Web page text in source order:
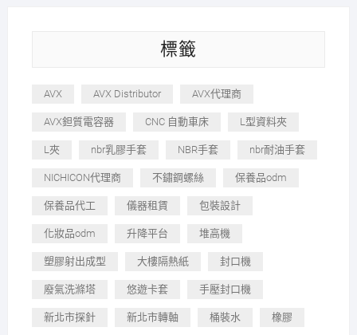
標籤
AVX AVX Distributor AVX代理商
AVX鉭質電容器 CNC 自動車床 L型資料夾
L夾 nbr乳膠手套 NBR手套 nbr耐油手套
NICHICON代理商 不鏽鋼螺絲 保養品odm
保養品代工 儀器租賃 包裝設計
化妝品odm 升降平台 堆高機
塑膠射出成型 大樓隔熱紙 封口機
廢氣洗滌塔 悠遊卡套 手壓封口機
新北市探針 新北市轉軸 桶裝水 橡膠